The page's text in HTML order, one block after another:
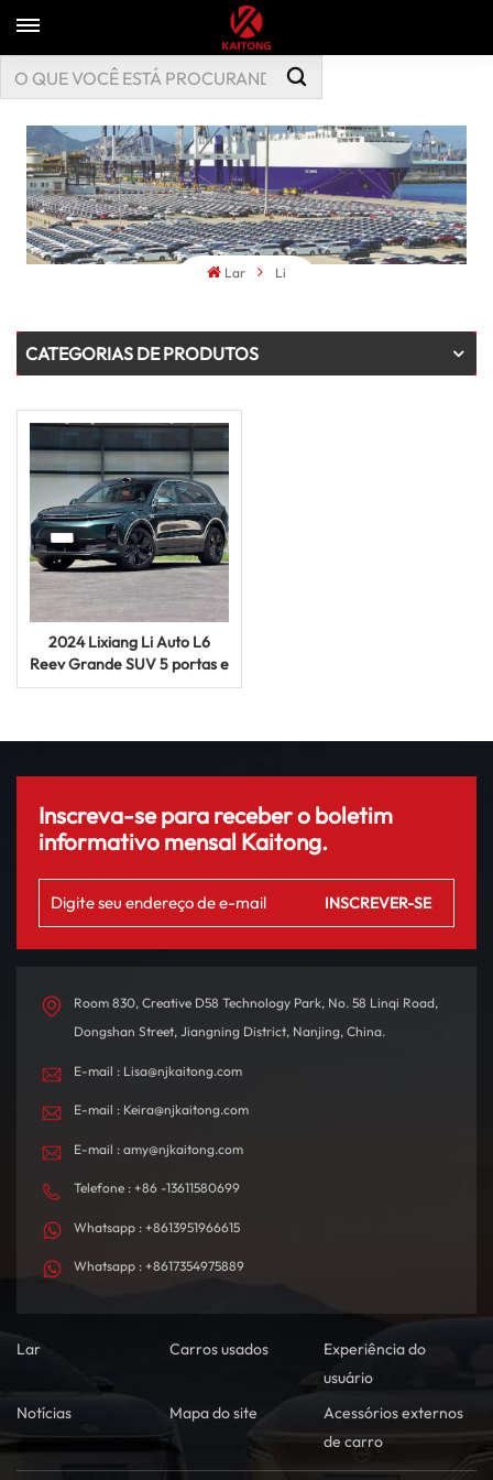
Lar Li
CATEGORIAS DE PRODUTOS
2024 Lixiang Li Auto L6
Reev Grande SUV 5 portas e
5 lugares Carro elétrico
Inscreva-se para receber o boletim
informativo mensal Kaitong.
Room 830, Creative D58 Technology Park, No. 58 Linqi Road,
Dongshan Street, Jiangning District, Nanjing, China.
E-mail : Lisa@njkaitong.com
E-mail : Keira@njkaitong.com
E-mail : amy@njkaitong.com
Telefone : +86 -13611580699
Whatsapp : +8613951966615
Whatsapp : +8617354975889
Lar Carros usados
Experiência do
usuário
Notícias
Mapa do site
Acessórios externos
de carro